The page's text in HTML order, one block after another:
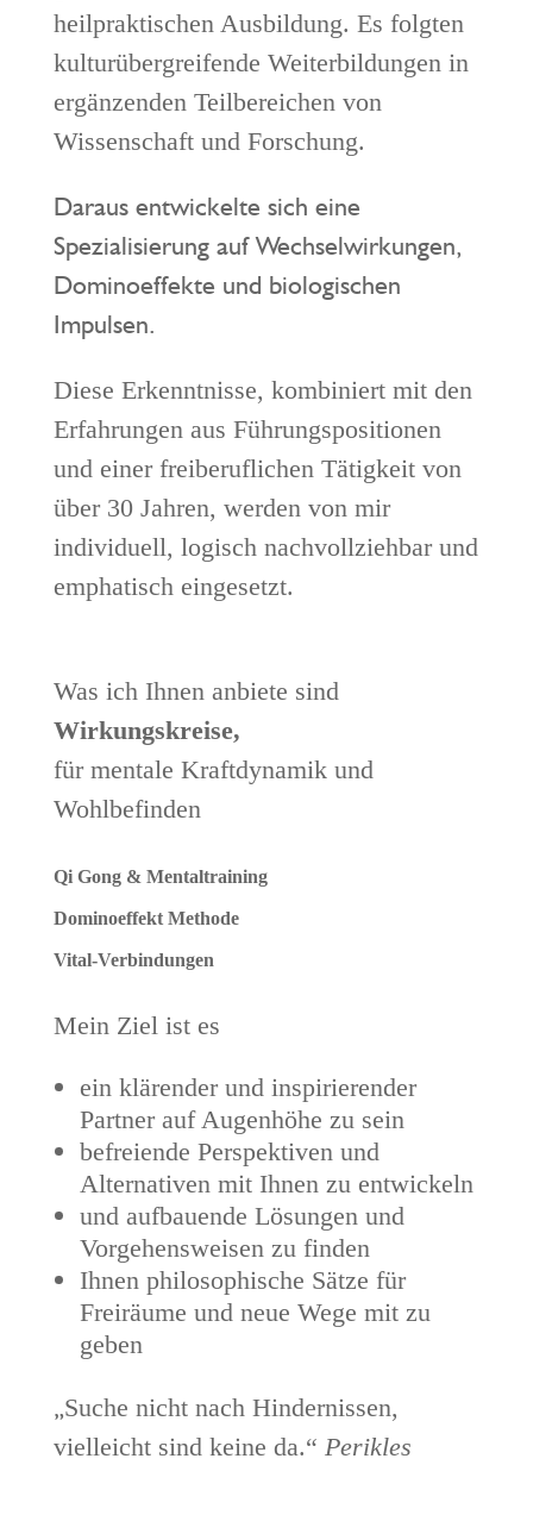
heilpraktischen Ausbildung. Es folgten
kulturübergreifende Weiterbildungen in
ergänzenden Teilbereichen von
Wissenschaft und Forschung.
Daraus entwickelte sich eine
Spezialisierung auf Wechselwirkungen,
Dominoeffekte und biologischen
Impulsen.
Diese Erkenntnisse, kombiniert mit den
Erfahrungen aus Führungspositionen
und einer freiberuflichen Tätigkeit von
über 30 Jahren, werden von mir
individuell, logisch nachvollziehbar und
emphatisch eingesetzt.
Was ich Ihnen anbiete sind
Wirkungskreise,
für mentale Kraftdynamik und
Wohlbefinden
Qi Gong & Mentaltraining
Dominoeffekt Methode
Vital-Verbindungen
Mein Ziel ist es
ein klärender und inspirierender
Partner auf Augenhöhe zu sein
befreiende Perspektiven und
Alternativen mit Ihnen zu entwickeln
und aufbauende Lösungen und
Vorgehensweisen zu finden
Ihnen philosophische Sätze für
Freiräume und neue Wege mit zu
geben
„Suche nicht nach Hindernissen,
vielleicht sind keine da.“ Perikles